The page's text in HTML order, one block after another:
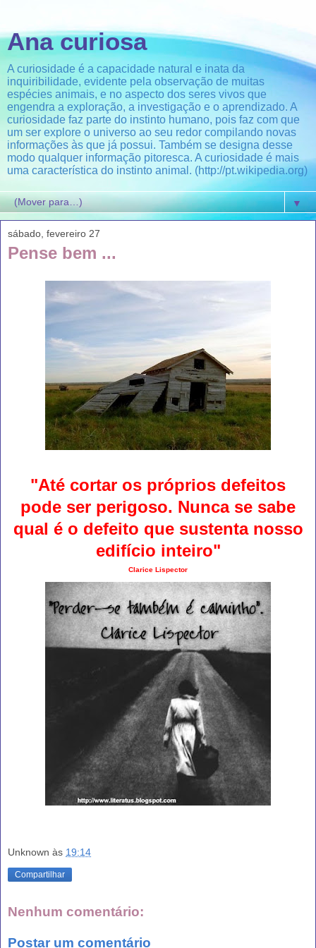
Ana curiosa
A curiosidade é a capacidade natural e inata da
inquiribilidade, evidente pela observação de muitas
espécies animais, e no aspecto dos seres vivos que
engendra a exploração, a investigação e o aprendizado. A
curiosidade faz parte do instinto humano, pois faz com que
um ser explore o universo ao seu redor compilando novas
informações às que já possui. Também se designa desse
modo qualquer informação pitoresca. A curiosidade é mais
uma característica do instinto animal. (http://pt.wikipedia.org)
▼
sábado, fevereiro 27
Pense bem ...
"Até cortar os próprios defeitos
pode ser perigoso. Nunca se sabe
qual é o defeito que sustenta nosso
edifício inteiro"
Clarice Lispector
Unknown às 19:14
Compartilhar
Nenhum comentário:
Postar um comentário